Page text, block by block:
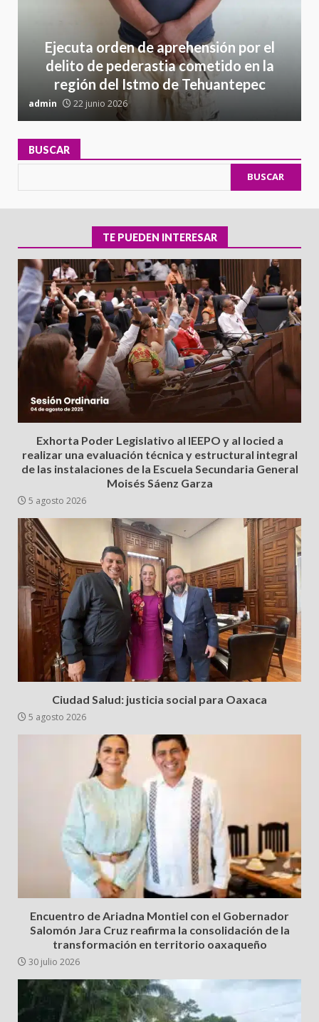
Ejecuta orden de aprehensión por el
delito de pederastia cometido en la
región del Istmo de Tehuantepec
admin 22 junio 2026
BUSCAR
BUSCAR
TE PUEDEN INTERESAR
Exhorta Poder Legislativo al IEEPO y al Iocied a
realizar una evaluación técnica y estructural integral
de las instalaciones de la Escuela Secundaria General
Moisés Sáenz Garza
5 agosto 2026
Ciudad Salud: justicia social para Oaxaca
5 agosto 2026
Encuentro de Ariadna Montiel con el Gobernador
Salomón Jara Cruz reafirma la consolidación de la
transformación en territorio oaxaqueño
30 julio 2026